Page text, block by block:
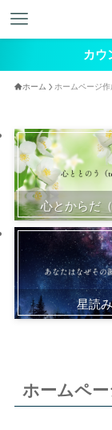
カウ
ホーム ホームページ作
心とからだ（
星読
ホームペ